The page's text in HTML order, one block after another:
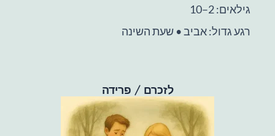
גילאים: 2–10
רגע גדול: אביב • שעת השינה
לזכרם / פרידה